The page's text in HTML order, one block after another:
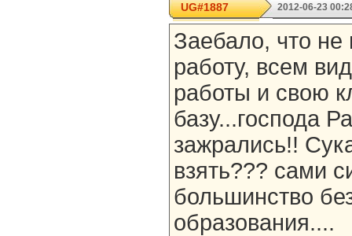
UG#1887 2012-06-23
Заебало, что не
работу, всем
работы и свою
базу...господа
зажрались!!
взять??? сами
большинство
образования....